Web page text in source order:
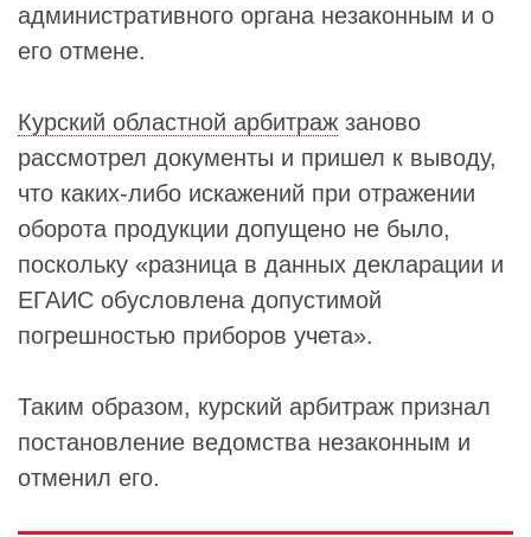
административного органа незаконным и о
его отмене.
Курский областной арбитраж заново
рассмотрел документы и пришел к выводу,
что каких-либо искажений при отражении
оборота продукции допущено не было,
поскольку «разница в данных декларации и
ЕГАИС обусловлена допустимой
погрешностью приборов учета».
Таким образом, курский арбитраж признал
постановление ведомства незаконным и
отменил его.